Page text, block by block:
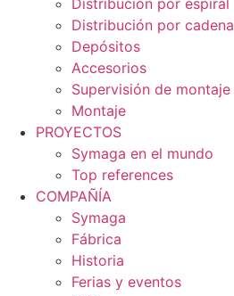
Distribución por cadena
Depósitos
Accesorios
Supervisión de montaje
Montaje
PROYECTOS
Symaga en el mundo
Top references
COMPAÑÍA
Symaga
Fábrica
Historia
Ferias y eventos